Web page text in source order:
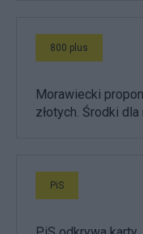
800 plus
Morawiecki
złotych. Środki
PiS